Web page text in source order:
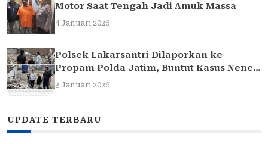
Motor Saat Tengah Jadi Amuk Massa
4 Januari 2026
Polsek Lakarsantri Dilaporkan ke
Propam Polda Jatim, Buntut Kasus Nenek
Elina
3 Januari 2026
UPDATE TERBARU